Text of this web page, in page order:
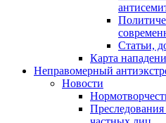
Статьи,
Карта
Неправомерный
Новости